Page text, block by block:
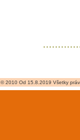
© 2010 Od 15.8.2019 Všetky